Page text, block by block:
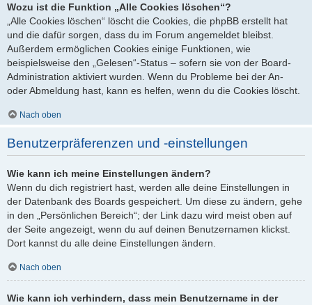
Wozu ist die Funktion „Alle Cookies löschen“?
„Alle Cookies löschen“ löscht die Cookies, die phpBB erstellt hat
und die dafür sorgen, dass du im Forum angemeldet bleibst.
Außerdem ermöglichen Cookies einige Funktionen, wie
beispielsweise den „Gelesen“-Status – sofern sie von der Board-
Administration aktiviert wurden. Wenn du Probleme bei der An-
oder Abmeldung hast, kann es helfen, wenn du die Cookies löscht.
Nach oben
Benutzerpräferenzen und -einstellungen
Wie kann ich meine Einstellungen ändern?
Wenn du dich registriert hast, werden alle deine Einstellungen in
der Datenbank des Boards gespeichert. Um diese zu ändern, gehe
in den „Persönlichen Bereich“; der Link dazu wird meist oben auf
der Seite angezeigt, wenn du auf deinen Benutzernamen klickst.
Dort kannst du alle deine Einstellungen ändern.
Nach oben
Wie kann ich verhindern, dass mein Benutzername in der